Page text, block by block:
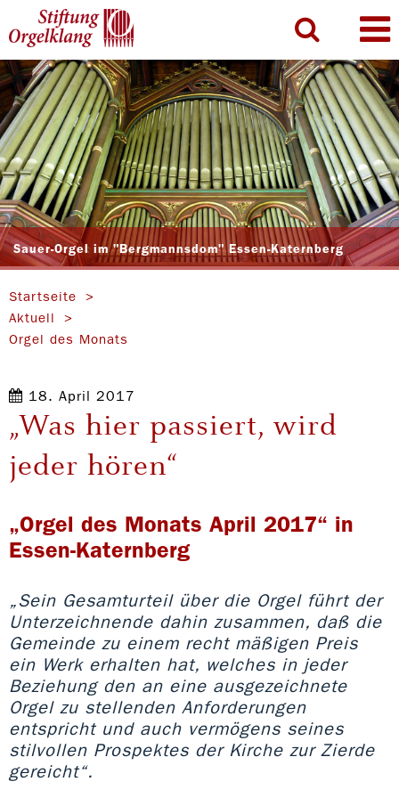
Sauer-Orgel im "Bergmannsdom" Essen-Katernberg
Startseite
Aktuell
Orgel des Monats
18. April 2017
„Was hier passiert, wird
jeder hören“
„Orgel des Monats April 2017“ in
Essen-Katernberg
„Sein Gesamturteil über die Orgel führt der
Unterzeichnende dahin zusammen, daß die
Gemeinde zu einem recht mäßigen Preis
ein Werk erhalten hat, welches in jeder
Beziehung den an eine ausgezeichnete
Orgel zu stellenden Anforderungen
entspricht und auch vermögens seines
stilvollen Prospektes der Kirche zur Zierde
gereicht“.